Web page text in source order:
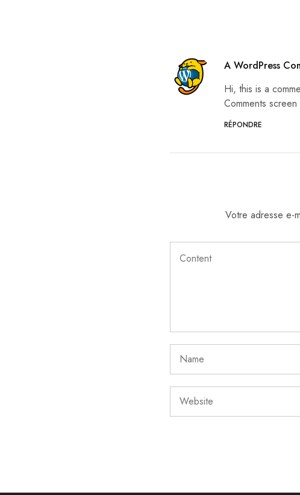
A WordPress
Hi, this is a
Comments
RÉPONDRE
Votre adresse e-